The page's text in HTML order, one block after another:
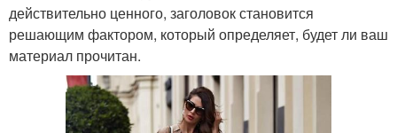
действительно ценного, заголовок становится
решающим фактором, который определяет, будет ли ваш
материал прочитан.